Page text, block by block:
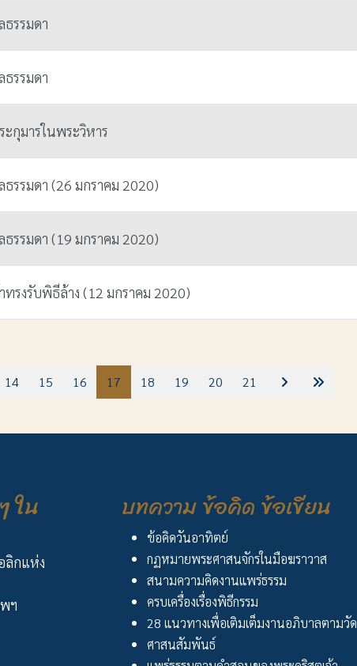
รรมดา
รรมดา
ะกุมารในพระวิหาร
รรมดา (26 มกราคม 2020)
รรมดา (19 มกราคม 2020)
ทรงรับพิธีล้าง (12 มกราคม 2020)
14 15 16 17 18 19 20 21
ใน
ลิกแห่ง
ฯ
บทความ ข้อคิด ข้อเขียน
ข้อคิดวันอาทิตย์
กฏหมายพระศาสนจักรในมือฆราวาส
สนามความคิดงานแพร่ธรรม
ครบเครื่องเรื่องพิธีกรรม
28 แนวทางเพื่อเติมเต็มงานอภิบาลตามวัด
ศาสนสัมพันธ์